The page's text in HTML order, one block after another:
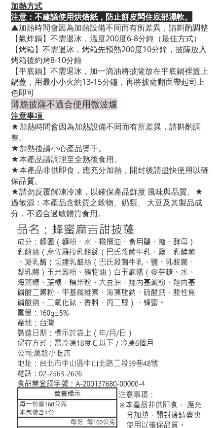
加熱方式
注意：不建議使用烘焙紙，防止餅皮悶住底部濕軟。
▲加熱時間會因為加熱設備不同而有所差異，請斟酌調整
【氣炸鍋】不需退冰，溫度200度6-8分鐘（最佳方式）
【烤箱】不需退冰，烤箱先預熱200度10分鐘，披薩放入
烤箱後約烤8-10分鐘
【平底鍋】不需退冰，加一滴油將披薩放在平底鍋裡蓋上
鍋蓋，用最小小火約13-15分鐘，再將披薩翻面帶起司上
色即可
薄脆披薩不適合使用微波爐
注意事項
★加熱時間會因為加熱設備不同而有所差異，請斟酌調
整。
★加熱後請小心產品燙手。
★本產品請調理至全熟後食用。
★本產品非供即食，應充分加熱，開封後請盡快使用以確
保品質。
★請勿反覆解凍冷凍，以確保產品鮮度 風味與品質。★
過敏源：本產品含麩質之穀物、奶類、 大豆及其製品成
分，不適合過敏體質食用。